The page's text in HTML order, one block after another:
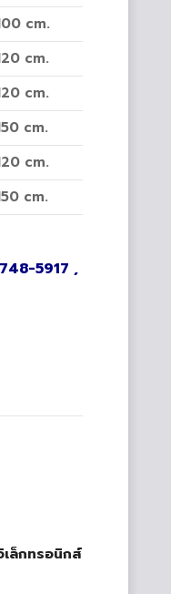
cm.
cm.
cm.
cm.
cm.
cm.
5917 ,
เล็กทรอนิกส์